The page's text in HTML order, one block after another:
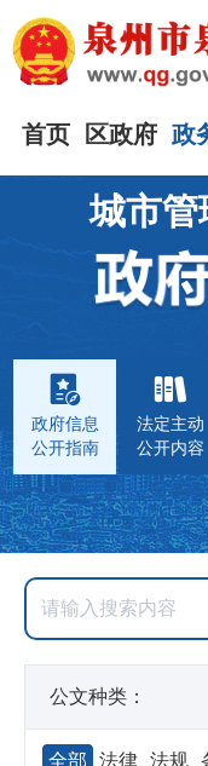
首页 区政府 政
城市管
政府信息
公开指南
法定主动
公开内容
公文种类：
全部 法律 法规